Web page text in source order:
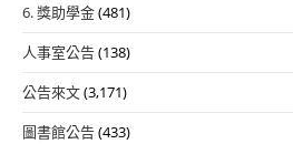
6. 獎助學金(481)
人事室公告(138)
公告來文(3,171)
圖書館公告(433)